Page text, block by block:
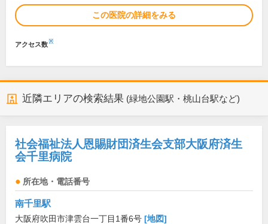
この医院の詳細をみる
アクセス数※
近隣エリアの検索結果 (緑地公園駅・桃山台駅など)
社会福祉法人恩賜財団済生会支部大阪府済生
会千里病院
所在地・電話番号
南千里駅
大阪府吹田市津雲台一丁目1番6号 [地図]